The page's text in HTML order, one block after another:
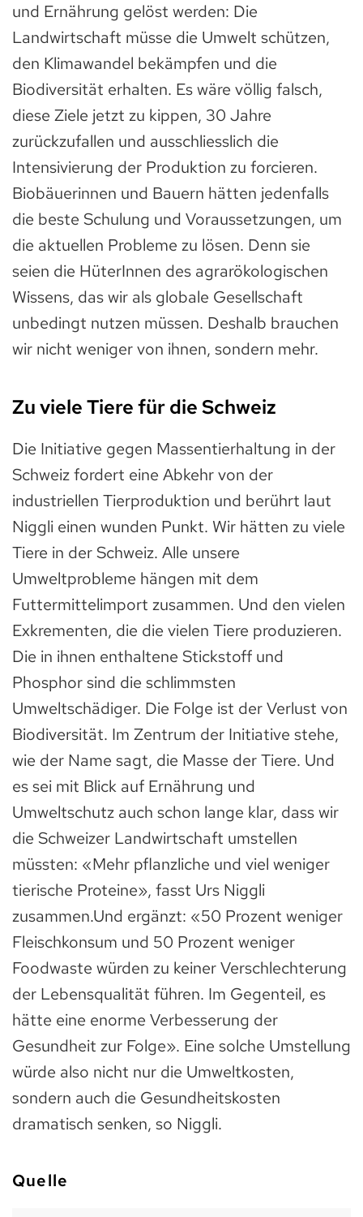
und Ernährung gelöst werden: Die
Landwirtschaft müsse die Umwelt schützen,
den Klimawandel bekämpfen und die
Biodiversität erhalten. Es wäre völlig falsch,
diese Ziele jetzt zu kippen, 30 Jahre
zurückzufallen und ausschliesslich die
Intensivierung der Produktion zu forcieren.
Biobäuerinnen und Bauern hätten jedenfalls
die beste Schulung und Voraussetzungen, um
die aktuellen Probleme zu lösen. Denn sie
seien die HüterInnen des agrarökologischen
Wissens, das wir als globale Gesellschaft
unbedingt nutzen müssen. Deshalb brauchen
wir nicht weniger von ihnen, sondern mehr.
Zu viele Tiere für die Schweiz
Die Initiative gegen Massentierhaltung in der
Schweiz fordert eine Abkehr von der
industriellen Tierproduktion und berührt laut
Niggli einen wunden Punkt. Wir hätten zu viele
Tiere in der Schweiz. Alle unsere
Umweltprobleme hängen mit dem
Futtermittelimport zusammen. Und den vielen
Exkrementen, die die vielen Tiere produzieren.
Die in ihnen enthaltene Stickstoff und
Phosphor sind die schlimmsten
Umweltschädiger. Die Folge ist der Verlust von
Biodiversität. Im Zentrum der Initiative stehe,
wie der Name sagt, die Masse der Tiere. Und
es sei mit Blick auf Ernährung und
Umweltschutz auch schon lange klar, dass wir
die Schweizer Landwirtschaft umstellen
müssten: «Mehr pflanzliche und viel weniger
tierische Proteine», fasst Urs Niggli
zusammen.Und ergänzt: «50 Prozent weniger
Fleischkonsum und 50 Prozent weniger
Foodwaste würden zu keiner Verschlechterung
der Lebensqualität führen. Im Gegenteil, es
hätte eine enorme Verbesserung der
Gesundheit zur Folge». Eine solche Umstellung
würde also nicht nur die Umweltkosten,
sondern auch die Gesundheitskosten
dramatisch senken, so Niggli.
Quelle